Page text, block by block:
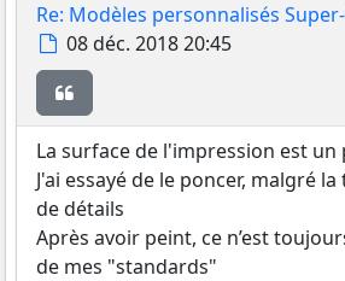
Re: Modèles personnalisés
Message
08 déc. 2018 20:45
La surface de l'impression est un
J'ai essayé de le poncer, malgré
de détails
Après avoir peint, ce n’est
de mes "standards"